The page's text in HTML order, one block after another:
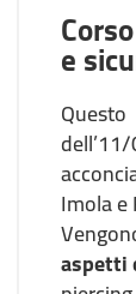
e
Imola e
aspetti